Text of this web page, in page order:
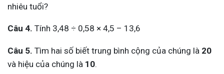
nhiêu tuổi?
Câu 4. Tính 3,48 ÷ 0,58 × 4,5 – 13,6
Câu 5. Tìm hai số biết trung bình cộng của chúng là 20
và hiệu của chúng là 10.